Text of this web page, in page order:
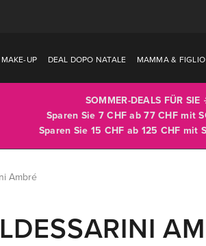
MAKE-UP DEAL DOPO NATALE MAMMA & FIGLIO
SOMMER-DEALS FÜR
Sparen Sie 7 CHF ab 77 CHF mit
Sparen Sie 15 CHF ab 125 CHF mit
Ambré